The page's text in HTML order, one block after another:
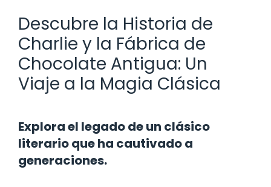
Descubre la Historia de
Charlie y la Fábrica de
Chocolate Antigua: Un
Viaje a la Magia Clásica
Explora el legado de un clásico
literario que ha cautivado a
generaciones.